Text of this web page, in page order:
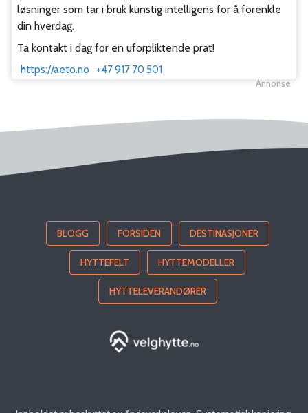
løsninger som tar i bruk kunstig intelligens for å forenkle
din hverdag.
Ta kontakt i dag for en uforpliktende prat!
https://aeto.no +47 917 70 501
Annonse
BLOGG FORSIDEN DESTINASJONER
HYTTEFELT HYTTEMODELLER
HYTTELEVERANDØRER